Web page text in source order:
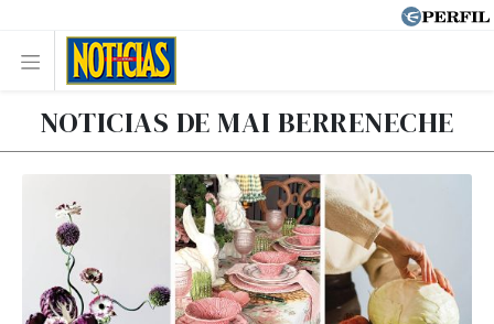
NOTICIAS DE MAI BERRENECHE